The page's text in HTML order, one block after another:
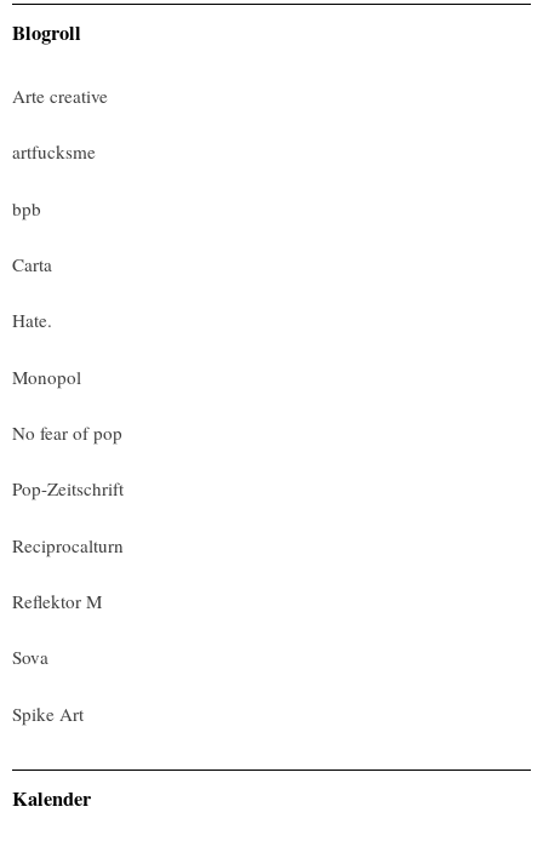
Blogroll
Arte creative
artfucksme
bpb
Carta
Hate.
Monopol
No fear of pop
Pop-Zeitschrift
Reciprocalturn
Reflektor M
Sova
Spike Art
Kalender